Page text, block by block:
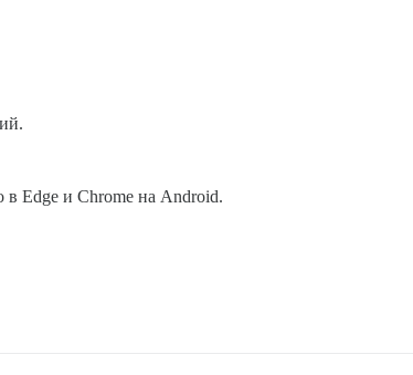
в Edge и Chrome на Android.